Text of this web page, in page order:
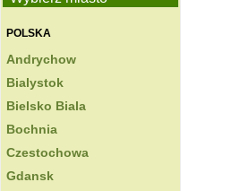
POLSKA
Andrychow
Bialystok
Bielsko Biala
Bochnia
Czestochowa
Gdansk